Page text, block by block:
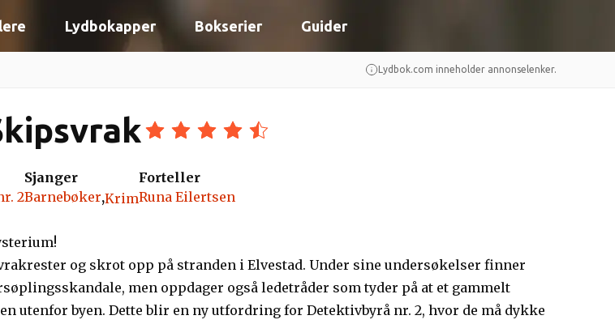
Lydbokapper Bokserier Guider
Lydbok.com inneholder annonselenker.
2
Sjanger
Barnebøker,Krim
Forteller
Runa Eilertsen
og skrot opp på stranden i Elvestad. Under sine undersøkelser finner
men oppdager også ledetråder som tyder på at et gammelt
utenfor byen. Dette blir en ny utfordring for Detektivbyrå nr. 2, hvor de må dykke